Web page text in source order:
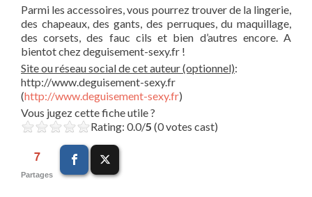
Parmi les accessoires, vous pourrez trouver de la lingerie,
des chapeaux, des gants, des perruques, du maquillage,
des corsets, des fauc cils et bien d’autres encore. A
bientot chez deguisement-sexy.fr !
Site ou réseau social de cet auteur (optionnel):
http://www.deguisement-sexy.fr
(http://www.deguisement-sexy.fr)
Vous jugez cette fiche utile ?
Rating: 0.0/5 (0 votes cast)
7
Partages